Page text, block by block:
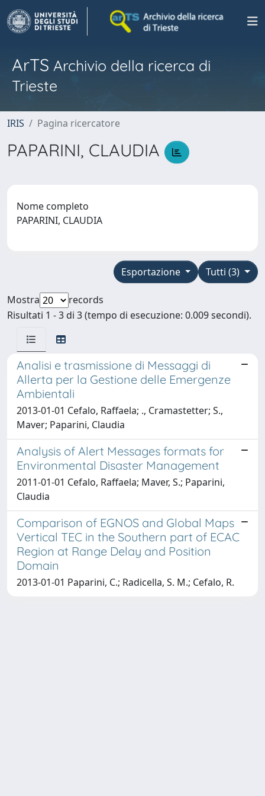
ArTS Archivio della ricerca di
Trieste
IRIS Pagina ricercatore
PAPARINI, CLAUDIA
Nome completo
PAPARINI, CLAUDIA
Tutti (3)
Esportazione
Mostra
records
Risultati 1 - 3 di 3 (tempo di esecuzione: 0.009 secondi).
Analisi e trasmissione di Messaggi di
Allerta per la Gestione delle Emergenze
Ambientali
2013-01-01 Cefalo, Raffaela; ., Cramastetter; S.,
Maver; Paparini, Claudia
Analysis of Alert Messages formats for
Environmental Disaster Management
2011-01-01 Cefalo, Raffaela; Maver, S.; Paparini,
Claudia
Comparison of EGNOS and Global Maps
Vertical TEC in the Southern part of ECAC
Region at Range Delay and Position
Domain
2013-01-01 Paparini, C.; Radicella, S. M.; Cefalo, R.